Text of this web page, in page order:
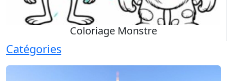
Coloriage Monstre
Catégories